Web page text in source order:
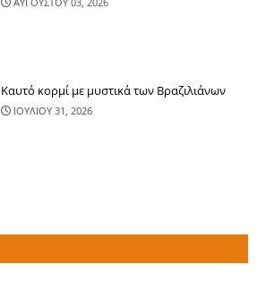
Καυτό κορμί με μυστικά των Βραζιλιάνων
ΙΟΥΛΙΟΥ 31, 2026